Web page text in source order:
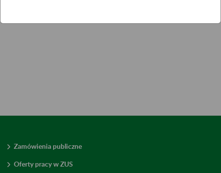
Zamówienia publiczne
Oferty pracy w ZUS